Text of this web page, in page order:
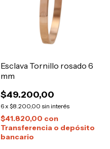
Esclava Tornillo rosado 6
mm
$49.200,00
6 x $8.200,00 sin interés
$41.820,00 con
Transferencia o depósito
bancario